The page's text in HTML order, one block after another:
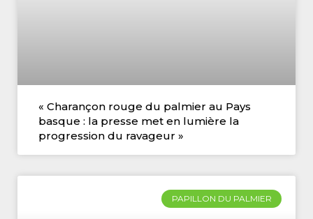
« Charançon rouge du palmier au Pays
basque : la presse met en lumière la
progression du ravageur »
PAPILLON DU PALMIER